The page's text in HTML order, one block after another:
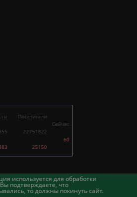
используется для обработки
подтверждаете, что
то должны покинуть сайт.
Посетители
22751822
25150
Сейчас
60